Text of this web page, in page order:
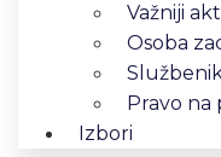
Važniji
Osoba
Pravo na
Izbori